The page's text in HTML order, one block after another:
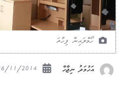
ހޯމްލައިން ފިހާރަ
އަހުމަދު ނިޖާހް